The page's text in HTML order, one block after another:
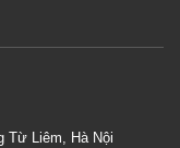
Từ Liêm, Hà Nội